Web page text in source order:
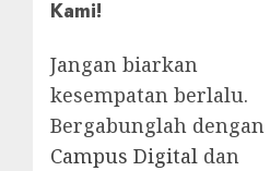
Kami!
Jangan biarkan
kesempatan berlalu.
Bergabunglah dengan
Campus Digital dan